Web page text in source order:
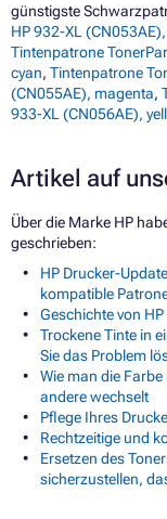
günstigste
HP 932-XL
Tintenpatrone
cyan, Tintenpatrone
(CN055AE), magenta,
933-XL (CN056AE),
Artikel auf
Über die Marke HP
geschrieben:
HP Drucker-
kompatible
Geschichte von
Trockene Tinte in
Sie das Problem
Wie man die
andere wechselt
Pflege Ihres
Rechtzeitige und
Ersetzen des
sicherzustellen,